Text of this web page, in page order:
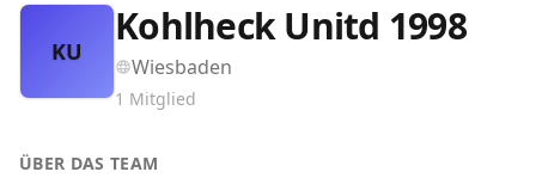
KU
Kohlheck Unitd 1998
Wiesbaden
1 Mitglied
ÜBER DAS TEAM